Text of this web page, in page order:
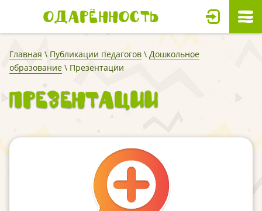
Одарённость
Главная \ Публикации педагогов \ Дошкольное
образование \ Презентации
Презентации